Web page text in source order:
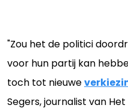
"Zou het de politici
voor hun partij kan
toch tot nieuwe
Segers, journalist van